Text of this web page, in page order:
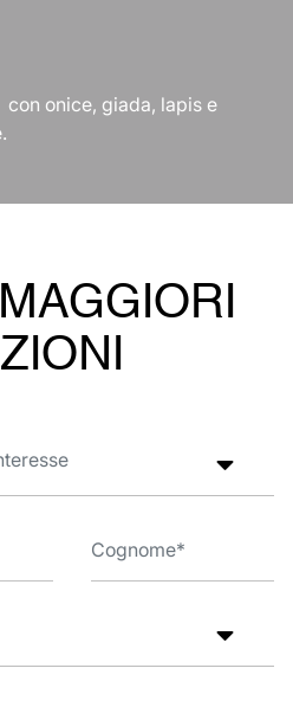
onice, giada, lapis e